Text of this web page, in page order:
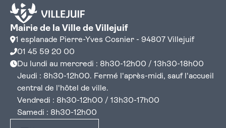
Mairie de la Ville de Villejuif
1 esplanade Pierre-Yves Cosnier - 94807 Villejuif
01 45 59 20 00
Du lundi au mercredi : 8h30-12h00 / 13h30-18h00
Jeudi : 8h30-12h00. Fermé l'après-midi, sauf l'accueil
central de l'hôtel de ville.
Vendredi : 8h30-12h00 / 13h30-17h00
Samedi : 8h30-12h00